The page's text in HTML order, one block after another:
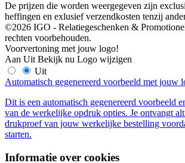
De prijzen die worden weergegeven zijn
heffingen en exlusief verzendkosten tenzij
©2026 IGO - Relatiegeschenken &
rechten voorbehouden.
Voorvertoning met jouw logo!
Aan Uit Bekijk nu Logo wijzigen
Uit
Automatisch gegenereerd voorbeeld met jouw
Dit is een automatisch gegenereerd voorbeeld
van de werkelijke opdruk opties. Je ontvangt
drukproef van jouw werkelijke bestelling
starten.
Informatie over cookies